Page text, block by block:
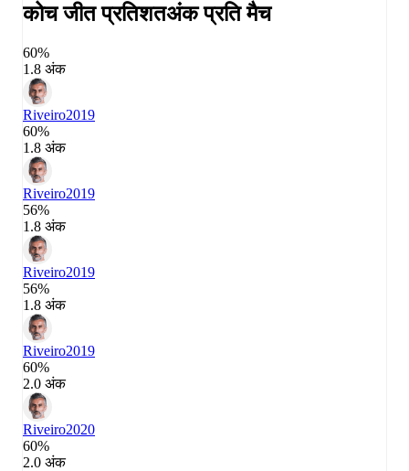
कोच जीत प्रतिशतअंक प्रति मैच
60%
1.8 अंक
Riveiro2019
60%
1.8 अंक
Riveiro2019
56%
1.8 अंक
Riveiro2019
56%
1.8 अंक
Riveiro2019
60%
2.0 अंक
Riveiro2020
60%
2.0 अंक